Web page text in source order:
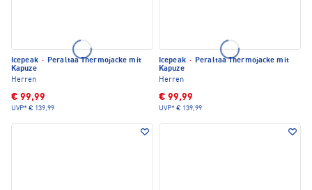
Icepeak · Peraltaa Thermojacke mit
Kapuze
Herren
€ 99,99
UVP* € 139,99
Icepeak · Peraltaa Thermojacke mit
Kapuze
Herren
€ 99,99
UVP* € 139,99